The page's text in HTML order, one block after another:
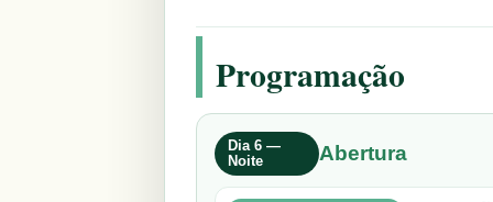
Programação
Dia 6 —
Noite
Abertura